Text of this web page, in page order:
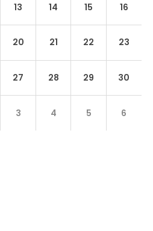
13 14 15 16
20 21 22 23
27 28 29 30
3 4 5 6